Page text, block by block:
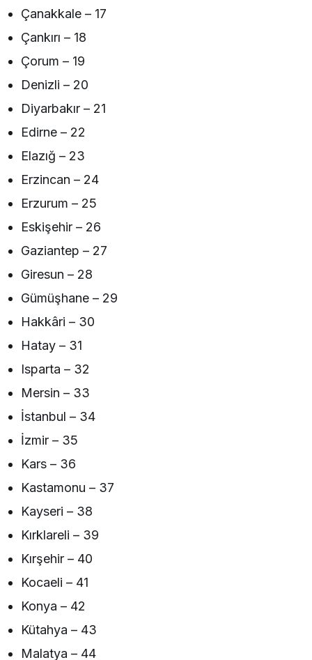
Çanakkale – 17
Çankırı – 18
Çorum – 19
Denizli – 20
Diyarbakır – 21
Edirne – 22
Elazığ – 23
Erzincan – 24
Erzurum – 25
Eskişehir – 26
Gaziantep – 27
Giresun – 28
Gümüşhane – 29
Hakkâri – 30
Hatay – 31
Isparta – 32
Mersin – 33
İstanbul – 34
İzmir – 35
Kars – 36
Kastamonu – 37
Kayseri – 38
Kırklareli – 39
Kırşehir – 40
Kocaeli – 41
Konya – 42
Kütahya – 43
Malatya – 44